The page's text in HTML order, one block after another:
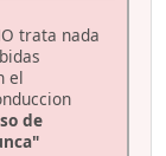
trata nada
el
de